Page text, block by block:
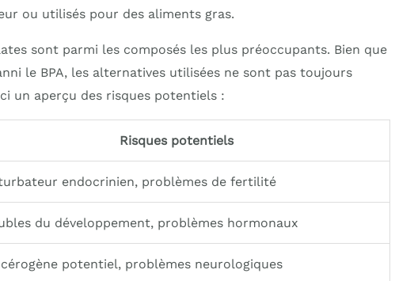
ou utilisés pour des aliments gras.
sont parmi les composés les plus préoccupants. Bien que
le BPA, les alternatives utilisées ne sont pas toujours
un aperçu des risques potentiels :
Risques potentiels
endocrinien, problèmes de fertilité
du développement, problèmes hormonaux
potentiel, problèmes neurologiques